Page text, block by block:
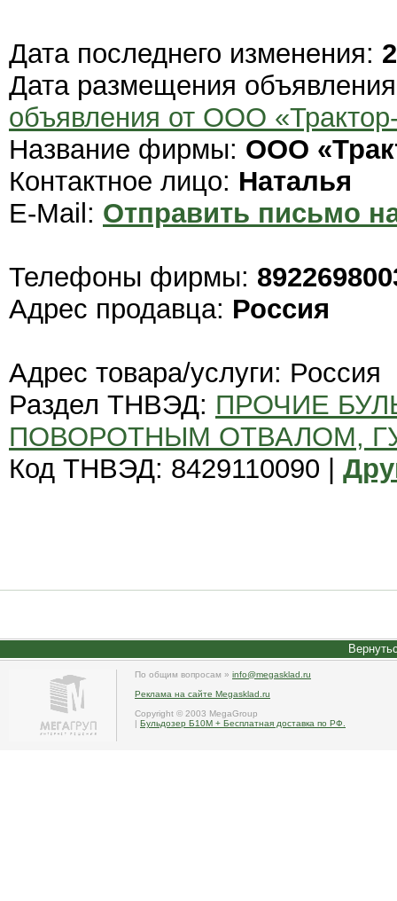
Дата последнего изменения:
Дата размещения
объявления от ООО
Название фирмы: ООО
Контактное лицо: Наталья
E-Mail: Отправить письмо
Телефоны фирмы:
Адрес продавца: Россия
Адрес товара/услуги: Россия
Раздел ТНВЭД: ПРОЧИЕ
ПОВОРОТНЫМ ОТВАЛОМ,
Код ТНВЭД: 8429110090 |
По общим вопросам » info@megasklad.ru
Реклама на сайте Megasklad.ru
Copyright © 2003 MegaGroup
| Бульдозер Б10М + Бесплатная доставка по РФ.